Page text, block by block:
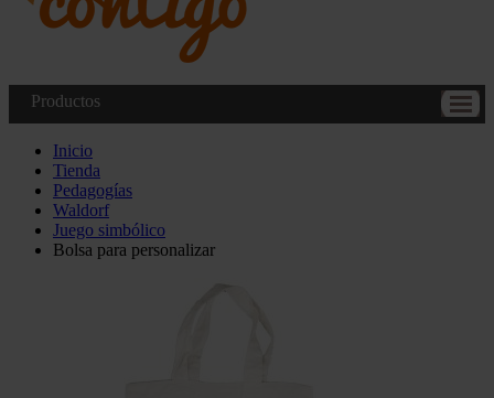
Productos
Inicio
Tienda
Pedagogías
Waldorf
Juego simbólico
Bolsa para personalizar